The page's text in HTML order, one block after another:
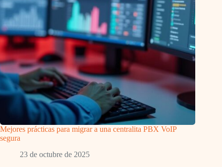
Mejores prácticas para migrar a una centralita PBX VoIP
segura
23 de octubre de 2025